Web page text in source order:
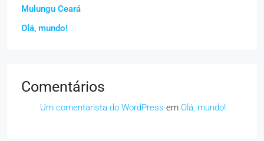
Mulungu Ceará
Olá, mundo!
Comentários
Um comentarista do WordPress em Olá, mundo!